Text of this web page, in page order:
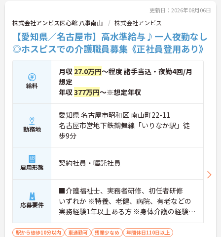
います。働き方の面では、夜勤明けの翌日が原則と
して公休となるほか、月平均の残業時間も5時間～7
時間程度とかなり少なめです。常勤スタッフの比率
が90パーセントを超えているため急な勤務変更が発
生しにくく、あらかじめ決められた訪問予定表に沿
って規則正しく働けます。入職後は現場スタッフに
よるお一人おひとりに合わせた個別のOJT研修が実
施されます。eラーニングも導入されており、多職種
と連携しながら専門性を着実に深めていける環境が
用意されています。
＜個別ＯＪＴとチーム連携で着実に成長！＞
・入職後はお一人おひとりの習熟度に合わせた個別
のＯＪＴ研修を実施し、ｅラーニングを用いた学習
の対応や専門的な医療処置は看護師が担当するため
負担が減ります
・介護スタッフと看護スタッフの比率が1対1で相談
しやすく、初任者研修や実務者研修からでも着実に
専門性を高められます
＜残業月7時間以下で身体の負担を軽減！＞
・常勤で働くスタッフの比率が90パーセント以上と
高く、急なシフト変更や無理な長時間勤務が発生し
にくい人員体制です
更新日：2026年08月06日
株式会社アンビス医心館 八事南山 株式会社アンビス
【愛知県／名古屋市】高水準給与♪一人夜勤なし
◎ホスピスでの介護職員募集《正社員登用あり》
給料
月収 27.0万円～程度 諸手当込・夜勤4回/月
想定
年収377万円～※想定年収
勤務地
愛知県 名古屋市昭和区 南山町22-11
名古屋市営地下鉄鶴舞線「いりなか駅」徒
歩9分
雇用形態 契約社員・嘱託社員
応募要件
■介護福祉士、実務者研修、初任者研修
いずれか ※特養、老健、病院、有老などの
実務経験1年以上ある方 ※身体介護の経験年
以上ある方、機械浴の使用の経験のある方
歓迎
駅から徒歩10分以内 車通勤可 残業少なめ 年間休日110日以上